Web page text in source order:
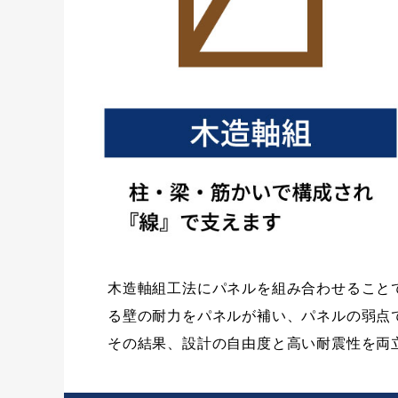
木造軸組工法にパネルを組み合わせるこ
る壁の耐力をパネルが補い、パネルの弱
その結果、設計の自由度と高い耐震性を